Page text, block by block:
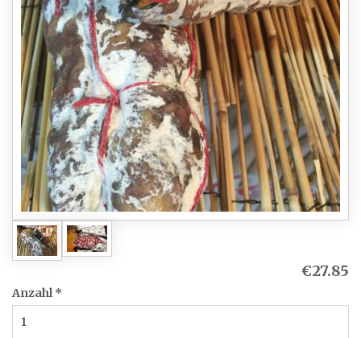
€27.85
Anzahl*